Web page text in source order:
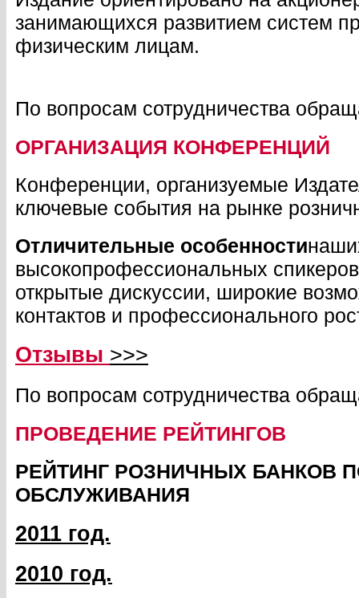
занимающихся развитием систем
физическим лицам.
По вопросам сотрудничества
ОРГАНИЗАЦИЯ КОНФЕРЕНЦИЙ
Конференции, организуемые
ключевые события на рынке
Отличительные особенности
высокопрофессиональных
открытые дискуссии, широкие
контактов и профессионального
Отзывы >>>
По вопросам сотрудничества
ПРОВЕДЕНИЕ РЕЙТИНГОВ
РЕЙТИНГ РОЗНИЧНЫХ БАНКОВ
ОБСЛУЖИВАНИЯ
2011 год.
2010 год.